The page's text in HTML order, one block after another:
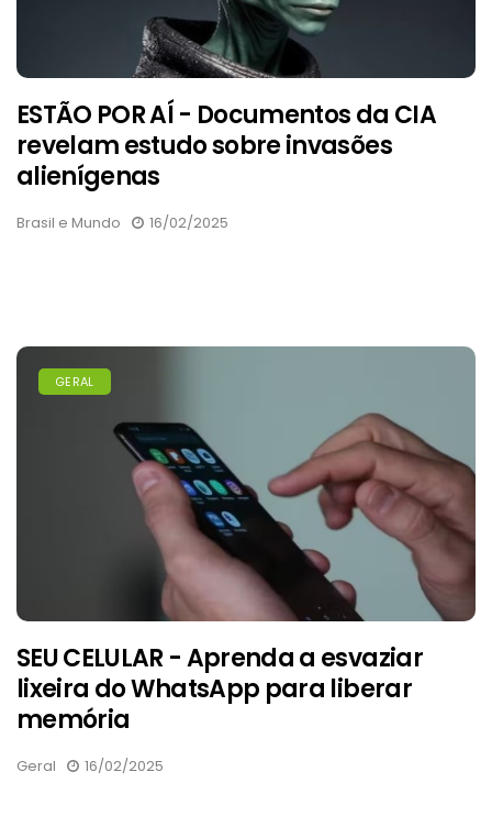
ESTÃO POR AÍ - Documentos da CIA
revelam estudo sobre invasões
alienígenas
Brasil e Mundo 16/02/2025
GERAL
SEU CELULAR - Aprenda a esvaziar
lixeira do WhatsApp para liberar
memória
Geral 16/02/2025